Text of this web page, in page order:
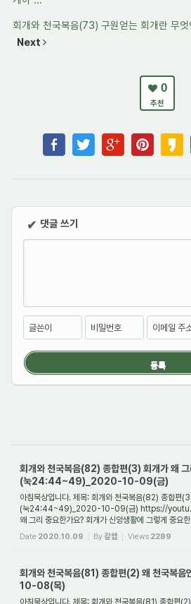
회개와 천국복음(73) 구원얻는 회개란 무
Next
0
추천
✔ 댓글 쓰기
글쓴이 비밀번호 이메일 주
회개와 천국복음(82) 종합편(3) 회개가 왜 그
(눅24:44~49)_2020-10-09(금)
아침묵상입니다. 제목: 회개와 천국복음(82) 종합편
(눅24:44~49)_2020-10-09(금) https://
왜 그리 중요한가요? 회개가 신앙생활에 그렇게 중요
보다 적극적인 이유...
Date 2020.10.09 By갈렙 Views 2289
회개와 천국복음(81) 종합편(2) 왜 천국
10-08(목)
아침묵상입니다. 제목: 회개와 천국복음(81) 종합편